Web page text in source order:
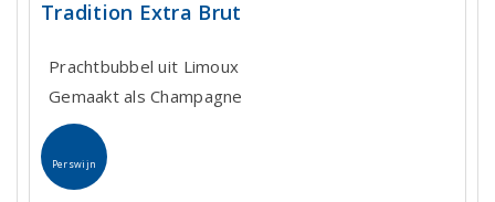
Tradition Extra Brut
Prachtbubbel uit Limoux
Gemaakt als Champagne
Perswijn